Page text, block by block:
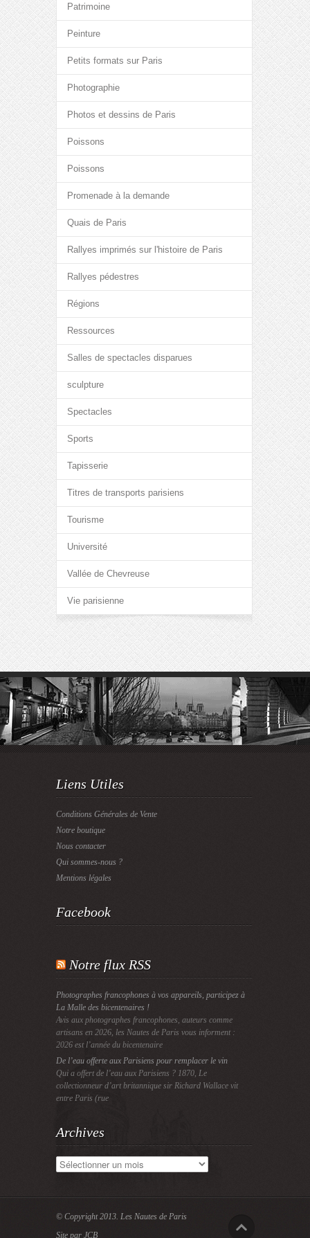
Patrimoine
Peinture
Petits formats sur Paris
Photographie
Photos et dessins de Paris
Poissons
Poissons
Promenade à la demande
Quais de Paris
Rallyes imprimés sur l'histoire de Paris
Rallyes pédestres
Régions
Ressources
Salles de spectacles disparues
sculpture
Spectacles
Sports
Tapisserie
Titres de transports parisiens
Tourisme
Université
Vallée de Chevreuse
Vie parisienne
Liens Utiles
Conditions Générales de Vente
Notre boutique
Nous contacter
Qui sommes-nous ?
Mentions légales
Facebook
Notre flux RSS
Photographes francophones à vos appareils, participez à
La Malle des bicentenaires !
Avis aux photographes francophones, auteurs comme
artisans en 2026, les Nautes de Paris vous informent :
2026 est l’année du bicentenaire
De l’eau offerte aux Parisiens pour remplacer le vin
Qui a offert de l’eau aux Parisiens ? 1870, Le
collectionneur d’art britannique sir Richard Wallace vit
entre Paris (rue
Archives
Archives
© Copyright 2013. Les Nautes de Paris
Site par JCB